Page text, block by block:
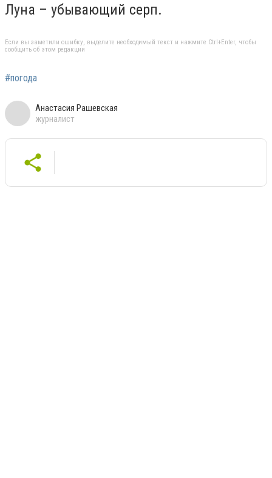
Луна – убывающий серп.
Если вы заметили ошибку, выделите необходимый текст и нажмите Ctrl+Enter, чтобы
сообщить об этом редакции
#погода
Анастасия Рашевская
журналист